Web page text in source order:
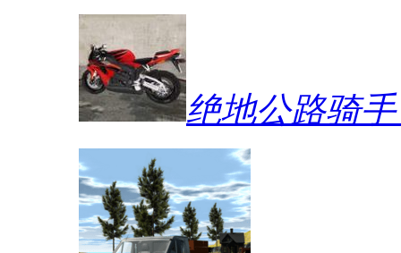
绝地公路骑手